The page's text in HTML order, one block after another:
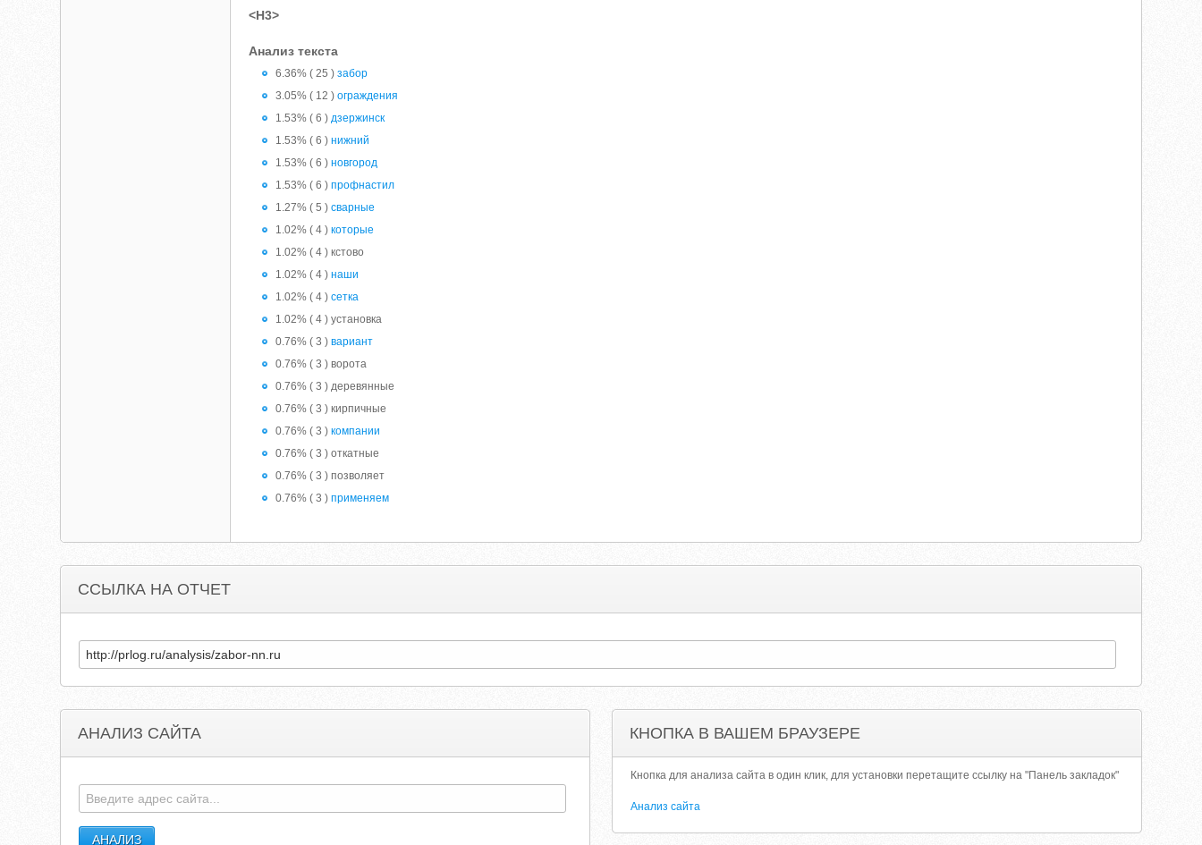
<H3>
Анализ текста
6.36% ( 25 )забор
3.05% ( 12 )ограждения
1.53% ( 6 )дзержинск
1.53% ( 6 )нижний
1.53% ( 6 )новгород
1.53% ( 6 )профнастил
1.27% ( 5 )сварные
1.02% ( 4 )которые
1.02% ( 4 ) кстово
1.02% ( 4 )наши
1.02% ( 4 )сетка
1.02% ( 4 ) установка
0.76% ( 3 )вариант
0.76% ( 3 ) ворота
0.76% ( 3 ) деревянные
0.76% ( 3 ) кирпичные
0.76% ( 3 )компании
0.76% ( 3 ) откатные
0.76% ( 3 ) позволяет
0.76% ( 3 )применяем
ССЫЛКА НА ОТЧЕТ
АНАЛИЗ САЙТА КНОПКА В ВАШЕМ БРАУЗЕРЕ
Кнопка для анализа сайта в один клик, для установки перетащите ссылку на "Панель закладок"
Анализ сайта